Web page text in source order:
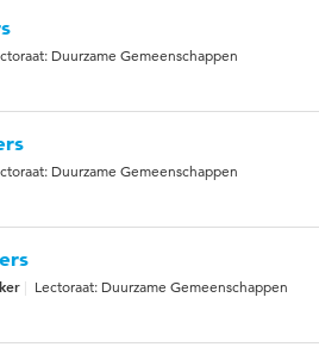
Duurzame Gemeenschappen
Duurzame Gemeenschappen
Lectoraat: Duurzame Gemeenschappen